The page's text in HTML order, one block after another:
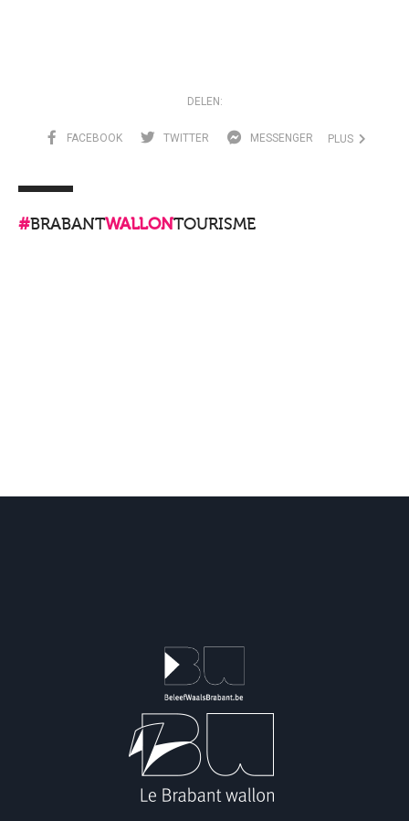
DELEN:
FACEBOOK TWITTER MESSENGER PLUS
#BRABANTWALLONTOURISME